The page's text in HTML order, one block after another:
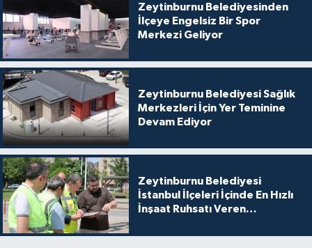
Zeytinburnu Belediyesinden
İlçeye Engelsiz Bir Spor
Merkezi Geliyor
Zeytinburnu Belediyesi Sağlık
Merkezleri İçin Yer Teminine
Devam Ediyor
Zeytinburnu Belediyesi
İstanbul İlçeleri İçinde En Hızlı
İnşaat Ruhsatı Veren